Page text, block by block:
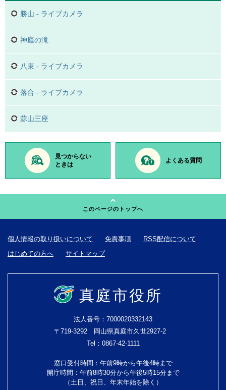
勝山 - ライブカメラ
神庭の滝
八束 - ライブカメラ
落合 - ライブカメラ
蒜山三座
見つからない
ときは
よくある質問
このページのトップへ
個人情報の取り扱いについて 免責事項
RSS配信について
はじめての方へ
サイトマップ
真庭市役所
法人番号：7000020332143
〒719-3292 岡山県真庭市久世2927-2
Tel：0867-42-1111
窓口受付時間：午前9時から午後4時まで
開庁時間：午前8時30分から午後5時15分まで
（土日、祝日、年末年始を除く）